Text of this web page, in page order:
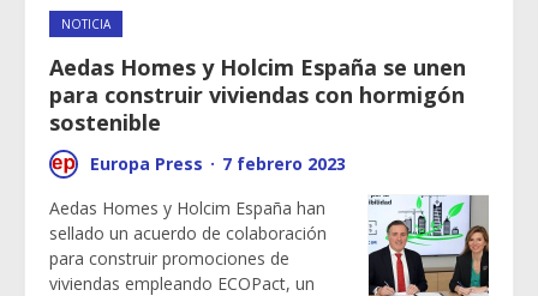
NOTICIA
Aedas Homes y Holcim España se unen
para construir viviendas con hormigón
sostenible
Europa Press · 7 febrero 2023
Aedas Homes y Holcim España han
sellado un acuerdo de colaboración
para construir promociones de
viviendas empleando ECOPact, un